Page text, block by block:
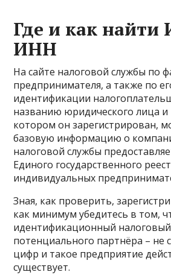
Где и как найти
ИНН
На сайте налоговой службы по
предпринимателя, а также по
идентификации
названию юридического лица и
котором он зарегистрирован,
базовую информацию о
налоговой службы
Единого государственного
индивидуальных
Зная, как проверить,
как минимум убедитесь в том,
идентификационный
потенциального партнёра – не
цифр и такое предприятие
существует.